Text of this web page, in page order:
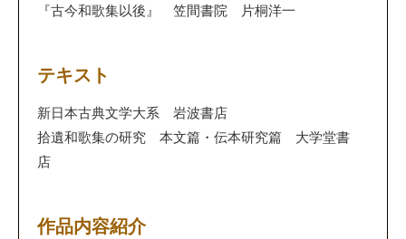
『古今和歌集以後』 笠間書院 片桐洋一
テキスト
新日本古典文学大系 岩波書店
拾遺和歌集の研究 本文篇・伝本研究篇 大学堂書
店
作品内容紹介